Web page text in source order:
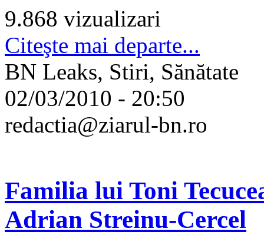
9.868 vizualizari
Citeşte mai departe...
BN Leaks, Stiri, Sănătate
02/03/2010 - 20:50
redactia@ziarul-bn.ro
Familia lui Toni
Adrian Streinu-Cercel